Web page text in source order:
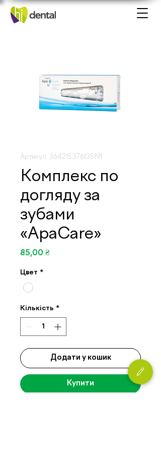
Артикул: 364215376135191
Комплекс по
догляду за
зубами
«ApaCare»
85,00 ₴Ціна
Цвет *
Кількість *
Додати у кошик
Купити